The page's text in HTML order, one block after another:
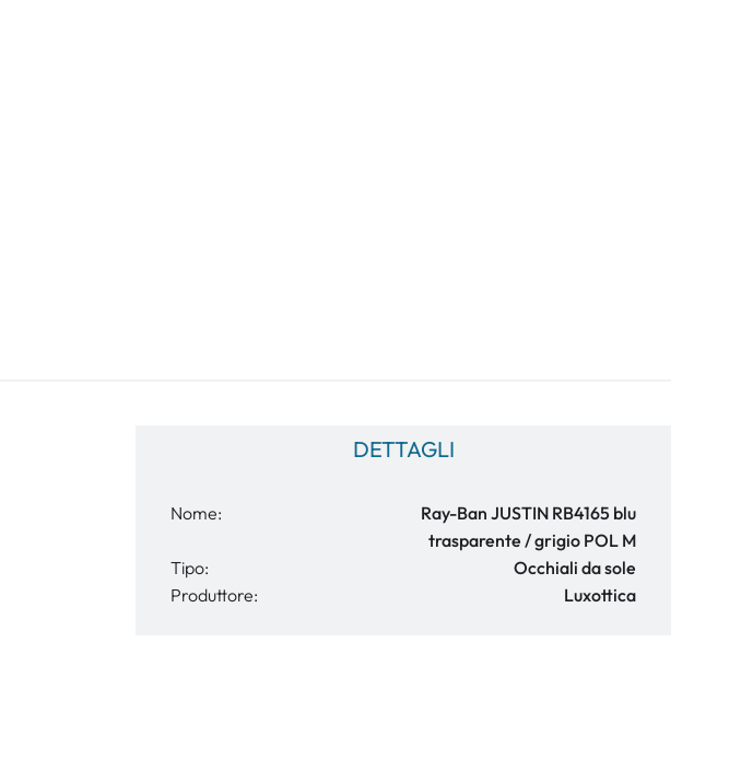
DETTAGLI
Nome:
Ray-Ban JUSTIN RB4165 blu
trasparente / grigio POL M
Tipo:
Occhiali da sole
Produttore:
Luxottica